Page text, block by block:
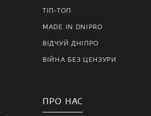
ТІП-ТОП
MADE IN DNIPRO
ВІДЧУЙ ДНІПРО
ВІЙНА БЕЗ ЦЕНЗУРИ
ПРО НАС